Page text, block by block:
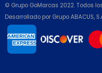
© Grupo GoMarcas 2022. Todos
Desarrollado por Grupo ABACUS,